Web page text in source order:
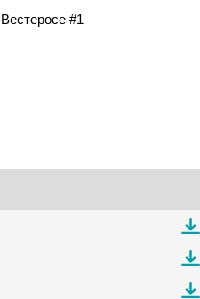
#1